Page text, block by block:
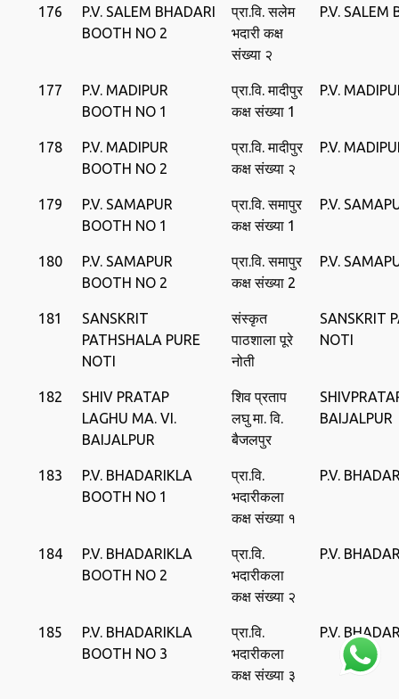
176
P.V. SALEM BHADARI
BOOTH NO 2
प्रा.वि. सलेम
भदारी कक्ष
संख्या २
P.V. SALEM
177
P.V. MADIPUR
BOOTH NO 1
प्रा.वि. मादीपुर
कक्ष संख्या 1
P.V.
178
P.V. MADIPUR
BOOTH NO 2
प्रा.वि. मादीपुर
कक्ष संख्या २
P.V.
179
P.V. SAMAPUR
BOOTH NO 1
प्रा.वि. समापुर
कक्ष संख्या 1
P.V.
180
P.V. SAMAPUR
BOOTH NO 2
प्रा.वि. समापुर
कक्ष संख्या 2
P.V.
181
SANSKRIT
PATHSHALA PURE
NOTI
संस्कृत
पाठशाला पूरे
नोती
SANSKRIT
NOTI
182
SHIV PRATAP
LAGHU MA. VI.
BAIJALPUR
शिव प्रताप
लघु मा. वि.
बैजलपुर
BAIJALPUR
183
P.V. BHADARIKLA
BOOTH NO 1
प्रा.वि.
भदारीकला
कक्ष संख्या १
P.V.
184
P.V. BHADARIKLA
BOOTH NO 2
प्रा.वि.
भदारीकला
कक्ष संख्या २
P.V.
185
P.V. BHADARIKLA
BOOTH NO 3
प्रा.वि.
भदारीकला
कक्ष संख्या ३
P.V.